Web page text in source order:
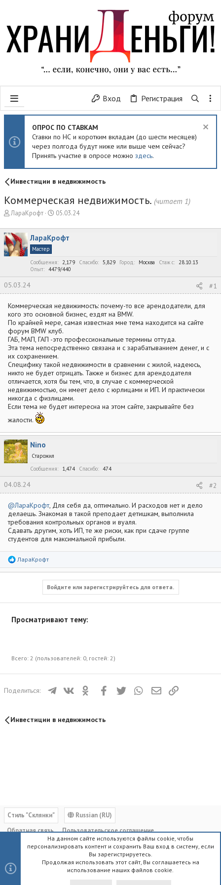
Вход Регистрация
ОПРОС ПО СТАВКАМ
Ставки по НС и коротким вкладам (до шести месяцев)
через полгода будут ниже или выше чем сейчас?
Принять участие в опросе можно здесь.
Инвестиции в недвижимость
Коммерческая недвижимость. (читает 1)
А
т
о
р
т
м
ы
ЛараКрофт
Д
т
а
ч
а
а
05.03.24
ЛараКрофт
Мастер
Сообщения
2,179 Спасибо 5,829 Город Москва Стаж c
28.10.13
Опыт
4479/440
05.03.24 #1
Коммерческая недвижимость: почему-то все арендодатели, для
кого это основной бизнес, ездят на BMW.
По крайней мере, самая известная мне тема находится на сайте
форум BMW клуб.
ГАБ, МАП, ГАП -это профессиональные термины оттуда.
Эта тема непосредственно связана и с зарабатыванием денег, и с
их сохранением.
Специфику такой недвижимости в сравнении с жилой, надеюсь,
никто не будет отрицать. Также и бизнес для арендодателя
отличается, хотя бы тем, что, в случае с коммерческой
недвижимостью, он имеет дело с юрлицами и ИП. И практически
никогда с физлицами.
Если тема не будет интересна на этом сайте, закрывайте без
жалости.
Nino
Старожил
Сообщения
1,474 Спасибо 474
04.08.24 #2
@ЛараКрофт, Для себя да, оптимально. И расходов нет и дело
делаешь. Знакомая в такой преподает детишкам, выполнила
требования контрольных органов и вуаля.
Сдавать другим, хоть ИП, те же риски, как при сдаче группе
студентов для максимальной прибыли.
Р
а
ЛараКрофт
Войдите или зарегистрируйтесь для ответа.
Просматривают тему:
Всего: 2 (пользователей: 0, гостей: 2)
Поделиться: ТелеграмВКонтактеОдноклассники
FacebookTwitter WhatsAppЭлектронная почта
Инвестиции в недвижимость
Cтиль "Склянки"
Russian (RU)
Обратная связь
Пользовательское соглашение
Политика конфиденциальности
Помощь Главная
R
S
Community platform by XenForo® © 2010-2023 XenForo Ltd.
На данном сайте используются файлы cookie, чтобы
персонализировать контент и сохранить Ваш вход в систему, если
Вы зарегистрируетесь.
Продолжая использовать этот сайт, Вы соглашаетесь на
использование наших файлов cookie.